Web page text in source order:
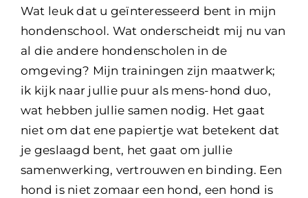
Wat leuk dat u geïnteresseerd bent in mijn
hondenschool. Wat onderscheidt mij nu van
al die andere hondenscholen in de
omgeving? Mijn trainingen zijn maatwerk;
ik kijk naar jullie puur als mens-hond duo,
wat hebben jullie samen nodig. Het gaat
niet om dat ene papiertje wat betekent dat
je geslaagd bent, het gaat om jullie
samenwerking, vertrouwen en binding. Een
hond is niet zomaar een hond, een hond is